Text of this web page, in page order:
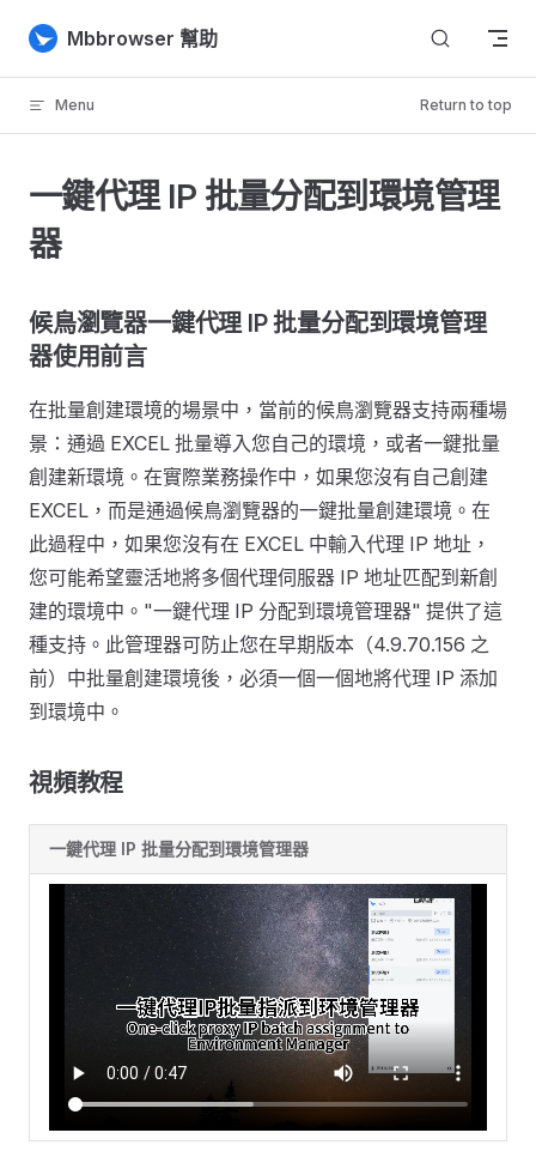
Skip to content
Mbbrowser 幫助
Menu Return to top
一鍵代理 IP 批量分配到環境管理
器
候鳥瀏覽器一鍵代理 IP 批量分配到環境管理
器使用前言
在批量創建環境的場景中，當前的候鳥瀏覽器支持兩種場
景：通過 EXCEL 批量導入您自己的環境，或者一鍵批量
創建新環境。在實際業務操作中，如果您沒有自己創建
EXCEL，而是通過候鳥瀏覽器的一鍵批量創建環境。在
此過程中，如果您沒有在 EXCEL 中輸入代理 IP 地址，
您可能希望靈活地將多個代理伺服器 IP 地址匹配到新創
建的環境中。"一鍵代理 IP 分配到環境管理器" 提供了這
種支持。此管理器可防止您在早期版本（4.9.70.156 之
前）中批量創建環境後，必須一個一個地將代理 IP 添加
到環境中。
視頻教程
一鍵代理 IP 批量分配到環境管理器